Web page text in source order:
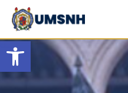
Open toolbar
Skip
content